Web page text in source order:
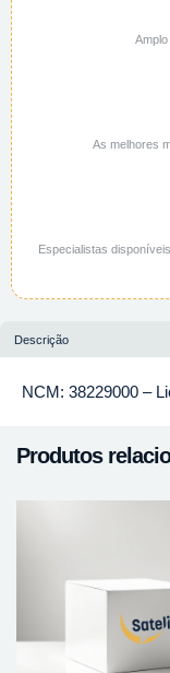
As melhores
Especialistas
Descrição
NCM: 38229000 –
Produtos